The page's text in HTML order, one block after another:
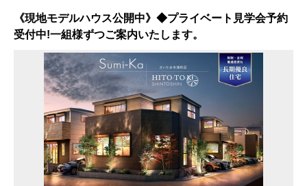
《現地モデルハウス公開中》◆プライベート見学会予約
受付中!一組様ずつご案内いたします。